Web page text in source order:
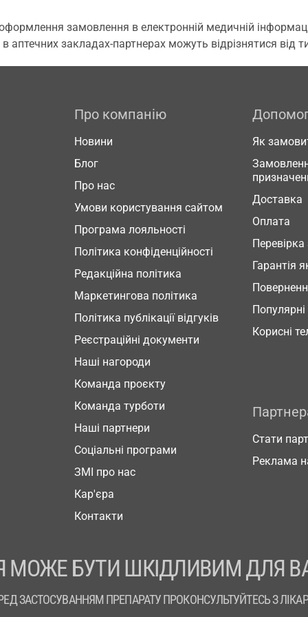
замовлення в електронній медичній
аптечних закладах-партнерах можуть відрізнятися від
Про компанію
Новини
Блог
Про нас
Умови користування сайтом
Програма лояльності
Політика конфіденційності
Редакційна політика
Маркетингова політика
Політика публікації відгуків
Реєстраційні документи
Наші нагороди
Команда проєкту
Команда турботи
Наші партнери
Соціальні програми
ЗМІ про нас
Кар'єра
Контакти
Як
Доставка
Оплата
Гарантія
Корисні
Стати
Реклама
МОЖЕ БУТИ ШКІДЛИВИМ ДЛЯ
ЗАСТОСУВАННЯМ ПРЕПАРАТУ ПРОКОНСУЛЬТУЙТЕСЬ З